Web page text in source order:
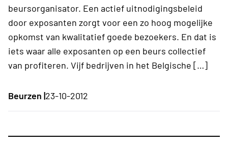
beursorganisator. Een actief uitnodigingsbeleid
door exposanten zorgt voor een zo hoog mogelijke
opkomst van kwalitatief goede bezoekers. En dat is
iets waar alle exposanten op een beurs collectief
van profiteren. Vijf bedrijven in het Belgische […]
Beurzen |23-10-2012